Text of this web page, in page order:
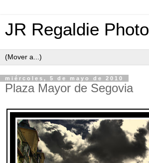
JR Regaldie Photo
miércoles, 5 de mayo de 2010
Plaza Mayor de Segovia